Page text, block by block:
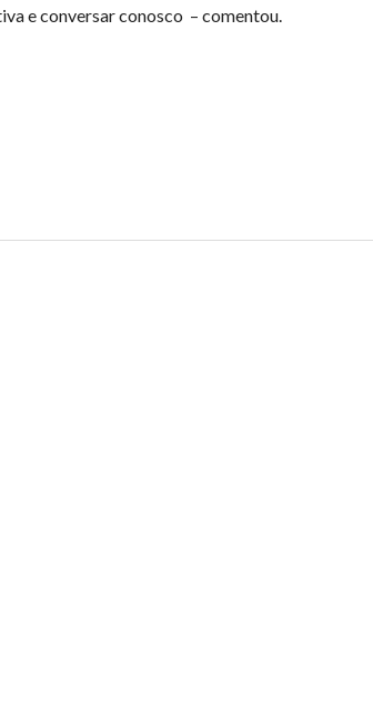
e conversar conosco – comentou.